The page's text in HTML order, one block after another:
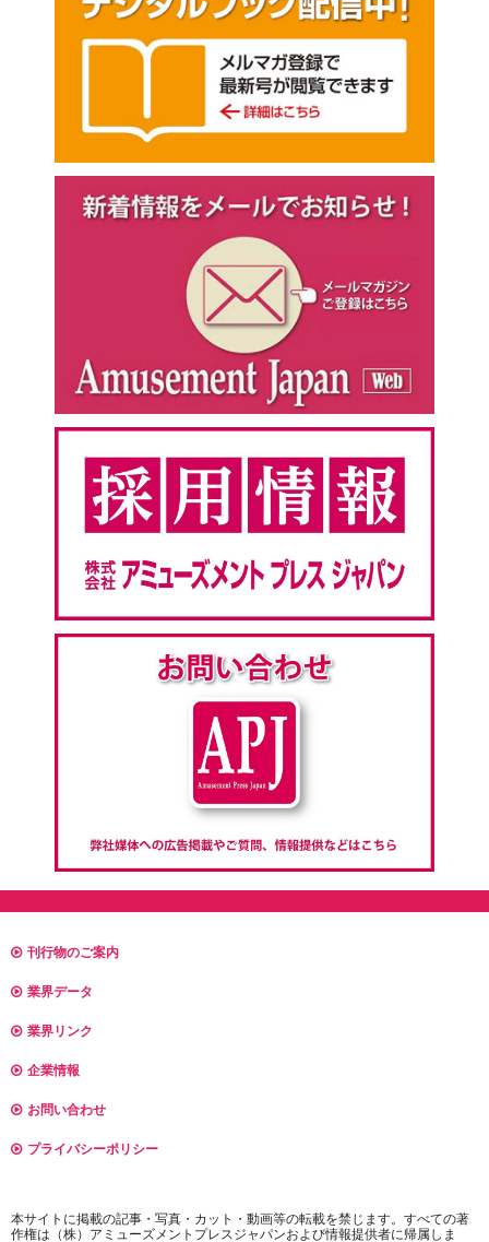
刊行物のご案内
業界データ
業界リンク
企業情報
お問い合わせ
プライバシーポリシー
本サイトに掲載の記事・写真・カット・動画等の転載を禁じます。すべての著
作権は（株）アミューズメントプレスジャパンおよび情報提供者に帰属しま